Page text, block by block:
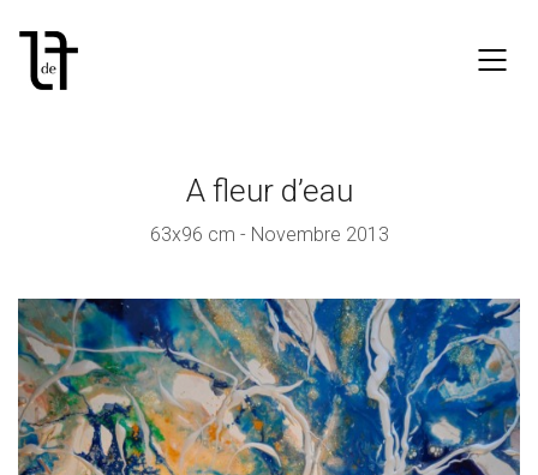
A fleur d’eau
63x96 cm - Novembre 2013